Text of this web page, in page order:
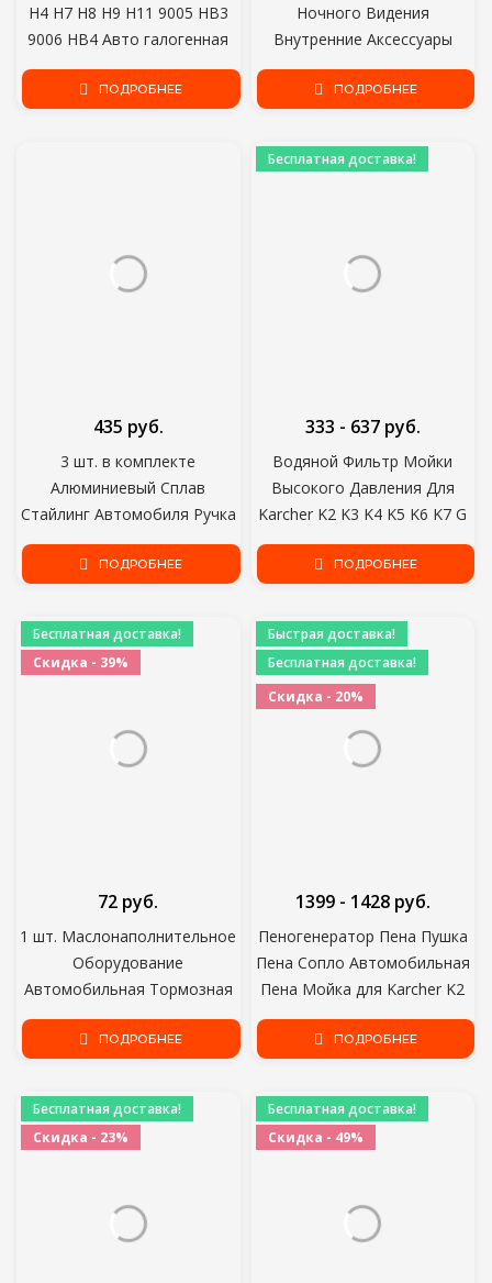
H4 H7 H8 H9 H11 9005 HB3
9006 HB4 Авто галогенная
лампа Противотуманные
Фары 55 Вт 100 Вт 12 В
ПОДРОБНЕЕ
Ночного Видения
Внутренние Аксессуары
Защитные Шестерни
Солнцезащитные очки Очки
Антибликовые Очки Для
Вождения Автомобиля
ПОДРОБНЕЕ
3 шт. в комплекте
Алюминиевый Сплав
Стайлинг Автомобиля Ручка
Кондиционера Ручка
Переменного Тока
Переключатель Кнопка
Ручка Для Lada Granta
435 руб.
ПОДРОБНЕЕ
Бесплатная доставка!
Водяной Фильтр Мойки
Высокого Давления Для
Karcher K2 K3 K4 K5 K6 K7 G
3/4" Водяные Фильтры С 2
Сердечниками Фильтров Для
333 - 637 руб.
ПОДРОБНЕЕ
Бесплатная доставка!
Скидка - 39%
1 шт. Маслонаполнительное
Оборудование
Автомобильная Тормозная
Система Жидкостный
Соединитель Комплект
Обмен Инструмент
Маслонаполнительные
Инструменты Насосный
72 руб.
ПОДРОБНЕЕ
Быстрая доставка!
Бесплатная доставка!
Скидка - 20%
Пеногенератор Пена Пушка
Пена Сопло Автомобильная
Пена Мойка для Karcher K2
K3 K4 K5 K6 K7 Торнадо
Пистолет Мойка Высокого
1399 - 1428 руб.
ПОДРОБНЕЕ
Бесплатная доставка!
Скидка - 23%
Бесплатная доставка!
Скидка - 49%